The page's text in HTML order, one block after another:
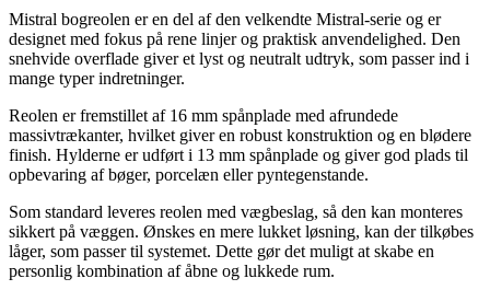
Mistral bogreolen er en del af den velkendte Mistral-serie og er
designet med fokus på rene linjer og praktisk anvendelighed. Den
snehvide overflade giver et lyst og neutralt udtryk, som passer ind i
mange typer indretninger.
Reolen er fremstillet af 16 mm spånplade med afrundede
massivtrækanter, hvilket giver en robust konstruktion og en blødere
finish. Hylderne er udført i 13 mm spånplade og giver god plads til
opbevaring af bøger, porcelæn eller pyntegenstande.
Som standard leveres reolen med vægbeslag, så den kan monteres
sikkert på væggen. Ønskes en mere lukket løsning, kan der tilkøbes
låger, som passer til systemet. Dette gør det muligt at skabe en
personlig kombination af åbne og lukkede rum.